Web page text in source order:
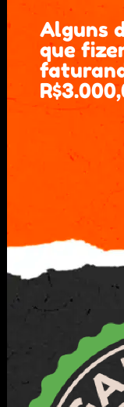
Alguns
que